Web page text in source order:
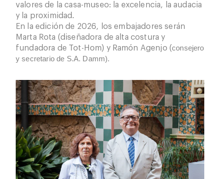
valores de la casa-museo: la excelencia, la audacia
y la proximidad.
En la edición de 2026, los embajadores serán
Marta Rota (diseñadora de alta costura y
fundadora de Tot-Hom) y Ramón Agenjo (consejero
y secretario de S.A. Damm).